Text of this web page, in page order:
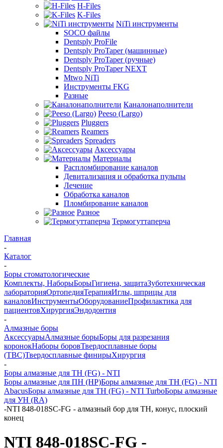
H-Files
K-Files
NiTi инструменты
SOCO файлы
Dentsply ProFile
Dentsply ProTaper (машинные)
Dentsply ProTaper (ручные)
Dentsply ProTaper NEXT
Mtwo NiTi
Инструменты FKG
Разные
Каналонаполнители
Peeso (Largo)
Pluggers
Reamers
Spreaders
Аксессуары
Материалы
Распломбирование каналов
Девитализация и обработка пульпы
Лечение
Обработка каналов
Пломбирование каналов
Разное
Термогуттаперча
Главная
-
Каталог
-
Боры стоматологические
Комплекты, НаборыБорыГигиена, защитаЗуботехническая
лабораторияОртопедияТерапияИглы, шприцы для
каналовИнструментыОборудованиеПрофилактика для
пациентовХирургияЭндодонтия
-
Алмазные боры
АксессуарыАлмазные борыБоры для разрезания
коронокНаборы боровТвердосплавные боры
(ТВС)Твердосплавные финирыХирургия
-
Боры алмазные для ТН (FG) - NTI
Боры алмазные для ПН (HP)Боры алмазные для ТН (FG) - NTI
AbacusБоры алмазные для ТН (FG) - NTI TurboБоры алмазные
для УН (RA)
-NTI 848-018SC-FG - алмазный бор для ТН, конус, плоский
конец
NTI 848-018SC-FG -